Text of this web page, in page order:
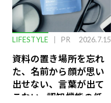
LIFESTYLE PR 2026.7.15
資料の置き場所を忘れ
た、名前から顔が思い
出せない、言葉が出て
こない…認知機能の低